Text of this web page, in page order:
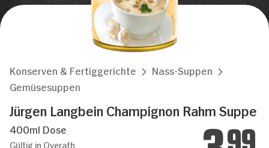
Konserven & Fertiggerichte
Nass-Suppen
Gemüsesuppen
Jürgen Langbein Champignon Rahm Suppe
400ml Dose
Gültig in Overath 99